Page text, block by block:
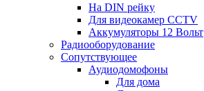
На DIN рейку
Для видеокамер CCTV
Аккумуляторы 12 Вольт
Радиооборудование
Сопутствующее
Аудиодомофоны
Для дома